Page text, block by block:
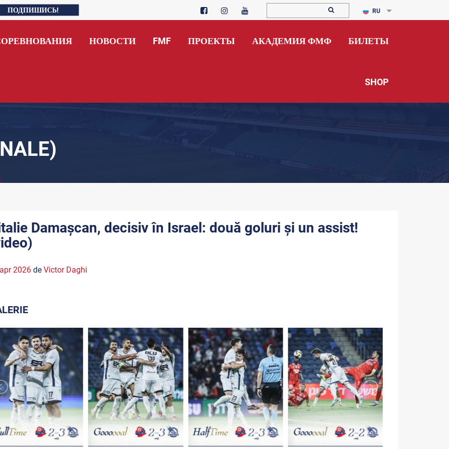
ПОДПИШИСЬ! RU
НОВОСТИ FMF ПРОЕКТЫ АКАДЕМИЯ ФМФ БИЛЕТЫ
SHOP
Damașcan, decisiv în Israel: două goluri și un assist!
2026de Victor Daghi